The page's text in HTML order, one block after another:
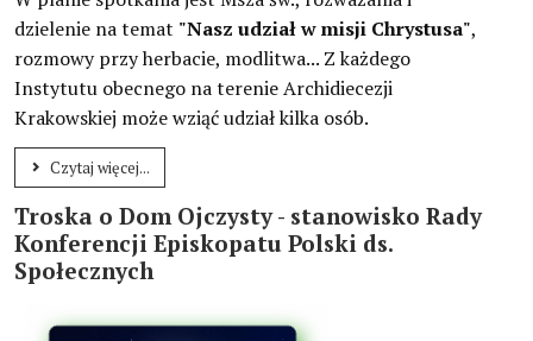
dzielenie na temat "Nasz udział w misji Chrystusa",
rozmowy przy herbacie, modlitwa... Z każdego
Instytutu obecnego na terenie Archidiecezji
Krakowskiej może wziąć udział kilka osób.
Czytaj więcej...
Troska o Dom Ojczysty - stanowisko Rady
Konferencji Episkopatu Polski ds.
Społecznych